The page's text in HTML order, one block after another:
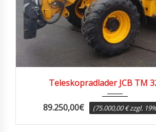
Teleskopradlader JCB TM
89.250,00€ (75.000,00 € zzgl.